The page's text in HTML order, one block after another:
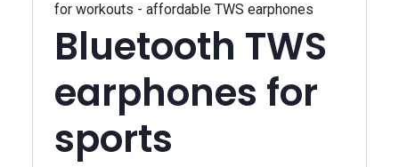
for workouts - affordable TWS earphones
Bluetooth TWS
earphones for
sports